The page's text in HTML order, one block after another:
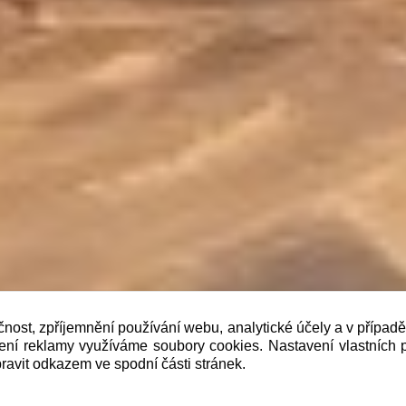
je prodávající povinen vystavit kupujícímu účtenku.
nejpozději do 48 hodin.“
zpříjemnění používání webu, analytické účely a v
reklamy využíváme soubory cookies. Nastavení vlastních
odkazem ve spodní části stránek.